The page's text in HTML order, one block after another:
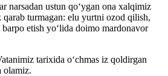
narsadan ustun qoʻygan ona xalqimiz
turmagan: elu yurtni ozod qilish,
etish yoʻlida doimo mardonavor
tarixida oʻchmas iz qoldirgan
olamiz.